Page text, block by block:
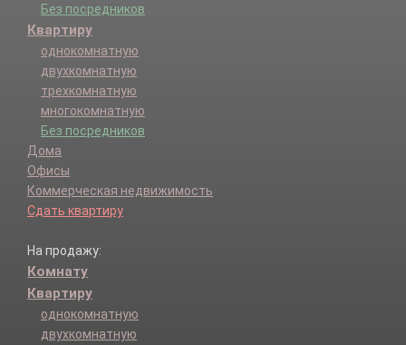
Без посредников
Квартиру
однокомнатную
двухкомнатную
трехкомнатную
многокомнатную
Без посредников
Дома
Офисы
Коммерческая недвижимость
Сдать квартиру
На продажу:
Комнату
Квартиру
однокомнатную
двухкомнатную